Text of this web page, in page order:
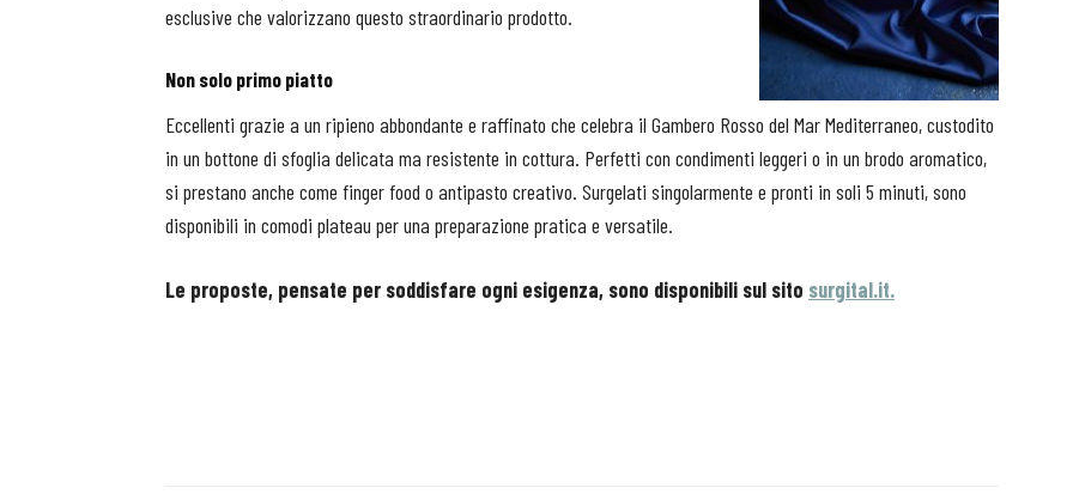
esclusive che valorizzano questo straordinario prodotto.
Non solo primo piatto
Eccellenti grazie a un ripieno abbondante e raffinato che celebra il Gambero Rosso del Mar Mediterraneo, custodito
in un bottone di sfoglia delicata ma resistente in cottura. Perfetti con condimenti leggeri o in un brodo aromatico,
si prestano anche come finger food o antipasto creativo. Surgelati singolarmente e pronti in soli 5 minuti, sono
disponibili in comodi plateau per una preparazione pratica e versatile.
Le proposte, pensate per soddisfare ogni esigenza, sono disponibili sul sito surgital.it.